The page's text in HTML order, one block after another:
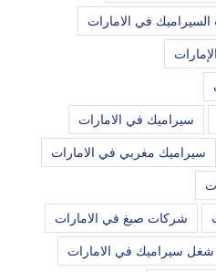
في الامارات
سيراميك في الامارات
سيراميك مغربي في الامارات
شركات صبغ في الامارات
شغل سيراميك في الامارات